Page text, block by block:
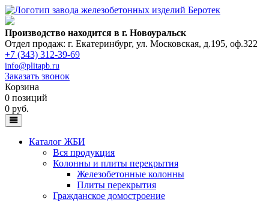
Производство находится в г. Новоуральск
Отдел продаж: г. Екатеринбург, ул. Московская, д.195, оф.322
+7 (343) 312-39-69
info@plitapb.ru
Заказать звонок
Корзина
0 позиций
0 руб.
Каталог ЖБИ
Вся продукция
Колонны и плиты перекрытия
Железобетонные колонны
Плиты перекрытия
Гражданское домостроение